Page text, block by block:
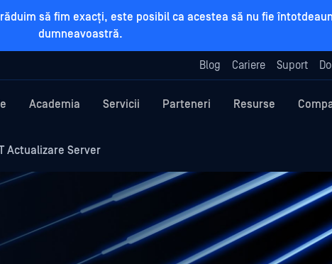
să fim exacți, este posibil ca acestea să nu fie
dumneavoastră.
Blog Cariere Suport
Academia Servicii Parteneri Resurse
Actualizare Server